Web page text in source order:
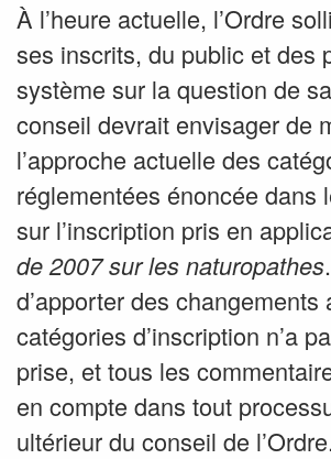
À l’heure actuelle, l’Ordre
ses inscrits, du public et des
système sur la question de
conseil devrait envisager de
l’approche actuelle des
réglementées énoncée dans
sur l’inscription pris en
de 2007 sur les naturopathes
d’apporter des changements
catégories d’inscription n’a
prise, et tous les
en compte dans tout
ultérieur du conseil de